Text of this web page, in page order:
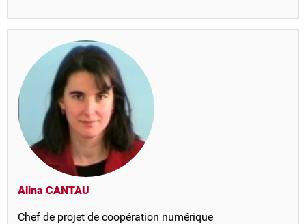
Alina CANTAU
Chef de projet de coopération numérique